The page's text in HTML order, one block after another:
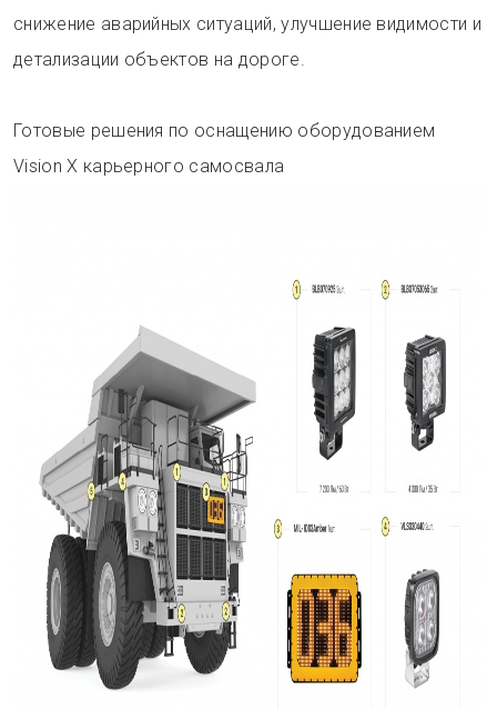
снижение аварийных ситуаций, улучшение видимости и
детализации объектов на дороге.
Готовые решения по оснащению оборудованием
Vision X карьерного самосвала